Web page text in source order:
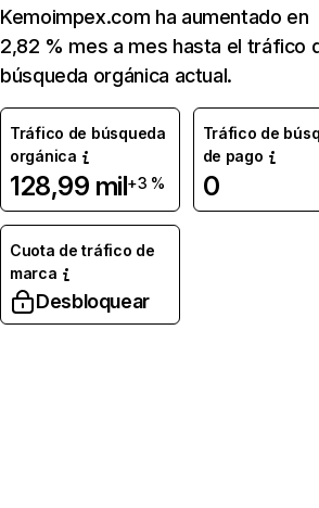
Kemoimpex.com ha aumentado en
2,82 % mes a mes hasta el tráfico
búsqueda orgánica actual.
Tráfico de búsqueda
orgánica
128,99 mil+3 %
Tráfico de
de pago
0
Cuota de tráfico de
marca
Desbloquear